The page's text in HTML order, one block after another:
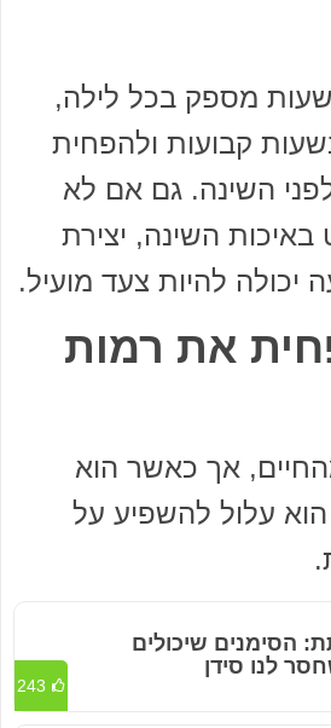
שעות מספק בכל לילה,
קבועות ולהפחית
השינה. גם אם לא
באיכות השינה, יצירת
יכולה להיות צעד מועיל.
את רמות
אך כאשר הוא
עלול להשפיע על
הסימנים שיכולים
לנו סידן
243